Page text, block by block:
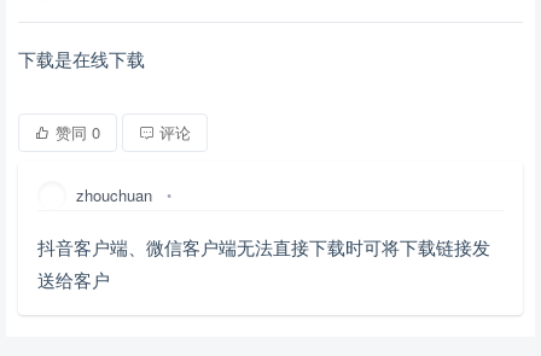
下载是在线下载
赞同 0 评论
zhouchuan •
抖音客户端、微信客户端无法直接下载时可将下载链接发
送给客户